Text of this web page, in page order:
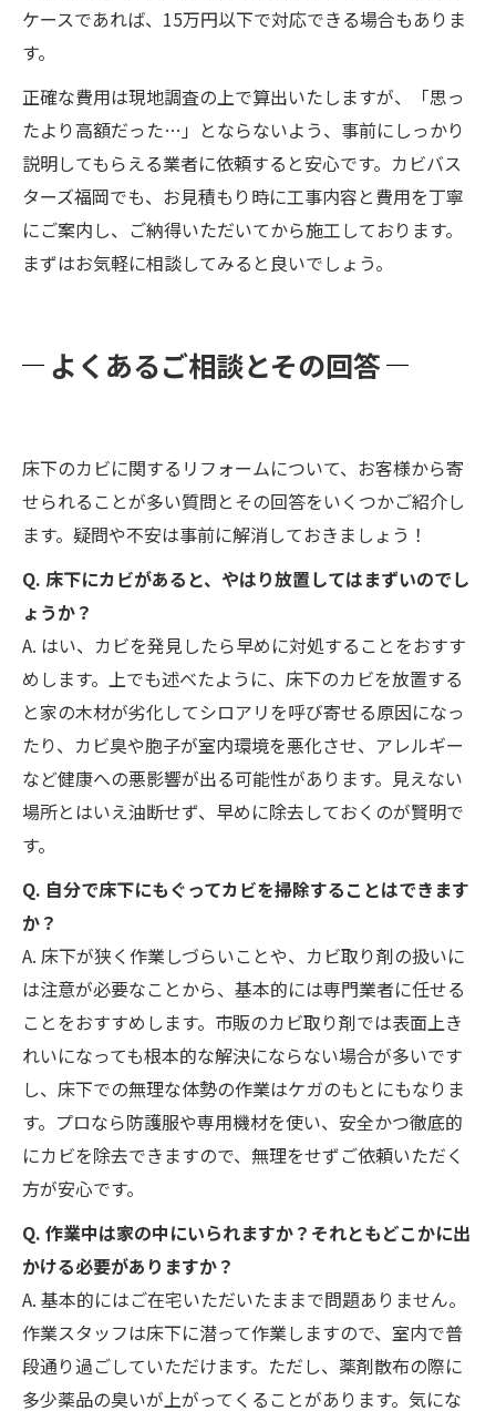
ケースであれば、15万円以下で対応できる場合もありま
す。
正確な費用は現地調査の上で算出いたしますが、「思っ
たより高額だった…」とならないよう、事前にしっかり
説明してもらえる業者に依頼すると安心です。カビバス
ターズ福岡でも、お見積もり時に工事内容と費用を丁寧
にご案内し、ご納得いただいてから施工しております。
まずはお気軽に相談してみると良いでしょう。
よくあるご相談とその回答
床下のカビに関するリフォームについて、お客様から寄
せられることが多い質問とその回答をいくつかご紹介し
ます。疑問や不安は事前に解消しておきましょう！
Q. 床下にカビがあると、やはり放置してはまずいのでし
ょうか？
A. はい、カビを発見したら早めに対処することをおすす
めします。上でも述べたように、床下のカビを放置する
と家の木材が劣化してシロアリを呼び寄せる原因になっ
たり、カビ臭や胞子が室内環境を悪化させ、アレルギー
など健康への悪影響が出る可能性があります。見えない
場所とはいえ油断せず、早めに除去しておくのが賢明で
す。
Q. 自分で床下にもぐってカビを掃除することはできます
か？
A. 床下が狭く作業しづらいことや、カビ取り剤の扱いに
は注意が必要なことから、基本的には専門業者に任せる
ことをおすすめします。市販のカビ取り剤では表面上き
れいになっても根本的な解決にならない場合が多いです
し、床下での無理な体勢の作業はケガのもとにもなりま
す。プロなら防護服や専用機材を使い、安全かつ徹底的
にカビを除去できますので、無理をせずご依頼いただく
方が安心です。
Q. 作業中は家の中にいられますか？それともどこかに出
かける必要がありますか？
A. 基本的にはご在宅いただいたままで問題ありません。
作業スタッフは床下に潜って作業しますので、室内で普
段通り過ごしていただけます。ただし、薬剤散布の際に
多少薬品の臭いが上がってくることがあります。気にな